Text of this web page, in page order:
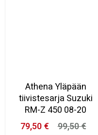
Athena Yläpään
tiivistesarja Suzuki
RM-Z 450 08-20
79,50 €
99,50 €